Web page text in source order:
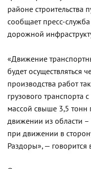
районе строительства
сообщает пресс-
дорожной
«Движение
будет осуществляться
производства работ
грузового транспорта
массой свыше 3,5 тонн
движении из области
при движении в
Раздоры», —